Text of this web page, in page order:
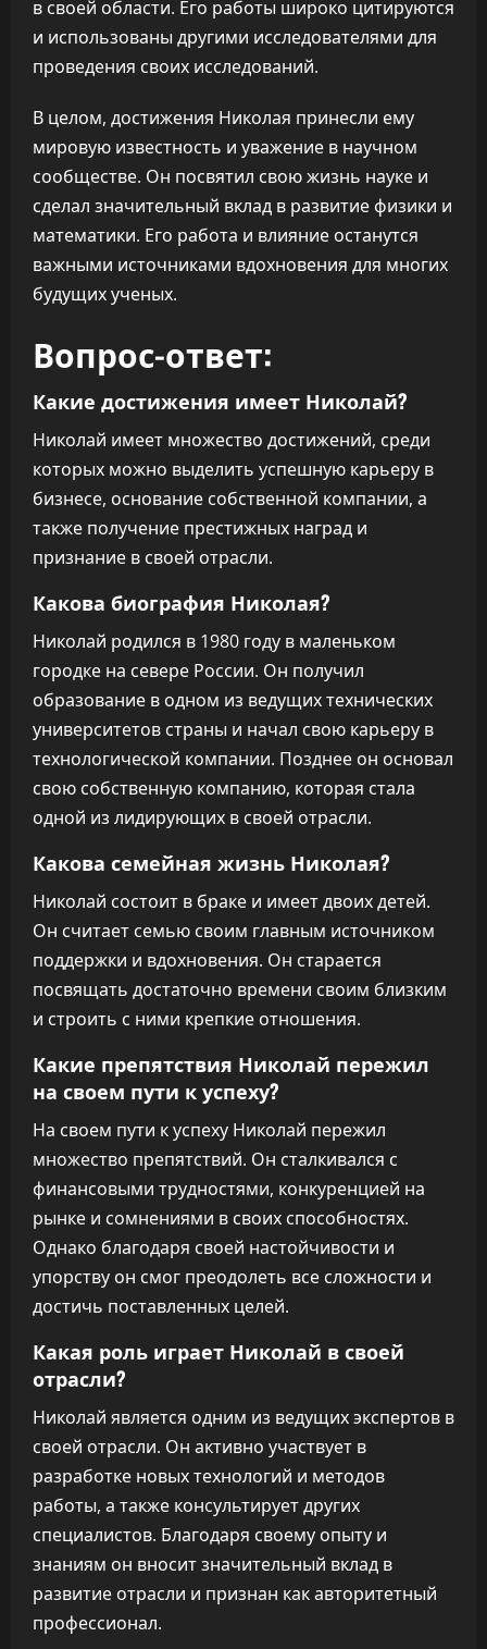
в своей области. Его работы широко цитируются
и использованы другими исследователями для
проведения своих исследований.
В целом, достижения Николая принесли ему
мировую известность и уважение в научном
сообществе. Он посвятил свою жизнь науке и
сделал значительный вклад в развитие физики и
математики. Его работа и влияние останутся
важными источниками вдохновения для многих
будущих ученых.
Вопрос-ответ:
Какие достижения имеет Николай?
Николай имеет множество достижений, среди
которых можно выделить успешную карьеру в
бизнесе, основание собственной компании, а
также получение престижных наград и
признание в своей отрасли.
Какова биография Николая?
Николай родился в 1980 году в маленьком
городке на севере России. Он получил
образование в одном из ведущих технических
университетов страны и начал свою карьеру в
технологической компании. Позднее он основал
свою собственную компанию, которая стала
одной из лидирующих в своей отрасли.
Какова семейная жизнь Николая?
Николай состоит в браке и имеет двоих детей.
Он считает семью своим главным источником
поддержки и вдохновения. Он старается
посвящать достаточно времени своим близким
и строить с ними крепкие отношения.
Какие препятствия Николай пережил
на своем пути к успеху?
На своем пути к успеху Николай пережил
множество препятствий. Он сталкивался с
финансовыми трудностями, конкуренцией на
рынке и сомнениями в своих способностях.
Однако благодаря своей настойчивости и
упорству он смог преодолеть все сложности и
достичь поставленных целей.
Какая роль играет Николай в своей
отрасли?
Николай является одним из ведущих экспертов в
своей отрасли. Он активно участвует в
разработке новых технологий и методов
работы, а также консультирует других
специалистов. Благодаря своему опыту и
знаниям он вносит значительный вклад в
развитие отрасли и признан как авторитетный
профессионал.